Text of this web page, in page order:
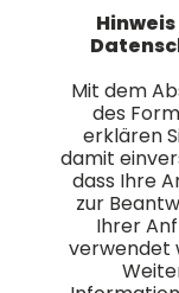
Hinweis
Mit dem
des
erklären
damit
dass Ihre
zur
Ihrer
verwendet